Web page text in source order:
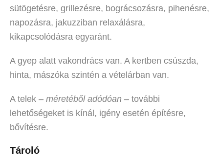
sütögetésre, grillezésre, bográcsozásra, pihenésre,
napozásra, jakuzziban relaxálásra,
kikapcsolódásra egyaránt.
A gyep alatt vakondrács van. A kertben csúszda,
hinta, mászóka szintén a vételárban van.
A telek – méretéből adódóan – további
lehetőségeket is kínál, igény esetén építésre,
bővítésre.
Tároló